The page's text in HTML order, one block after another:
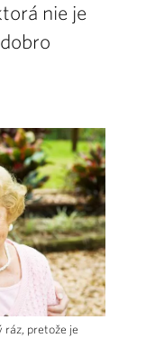
nie je
ráz, pretože je